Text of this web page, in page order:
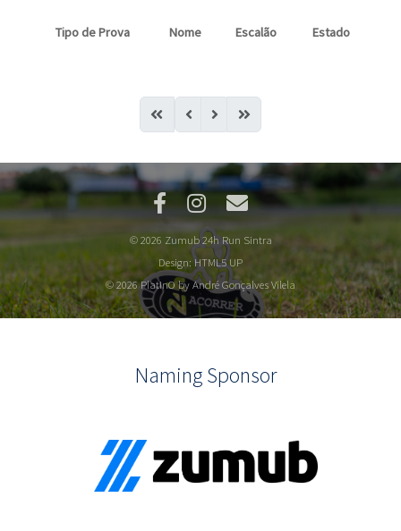
Tipo de Prova Nome Escalão Estado
© 2026 Zumub 24h Run Sintra
Design:HTML5 UP
© 2026 PlatInO by André Gonçalves Vilela
Naming Sponsor